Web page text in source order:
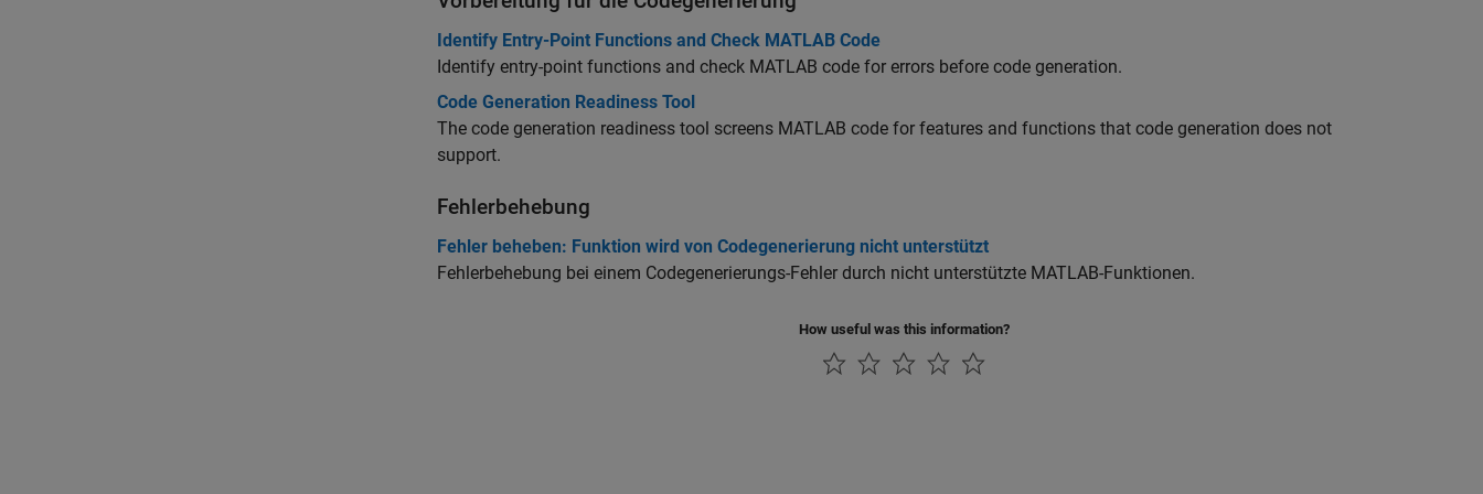
Identify Entry-Point Functions and Check MATLAB Code
Identify entry-point functions and check MATLAB code for errors before code generation.
Code Generation Readiness Tool
The code generation readiness tool screens MATLAB code for features and functions that code generation does not
support.
Fehlerbehebung
Fehler beheben: Funktion wird von Codegenerierung nicht unterstützt
Fehlerbehebung bei einem Codegenerierungs-Fehler durch nicht unterstützte MATLAB-Funktionen.
How useful was this information?